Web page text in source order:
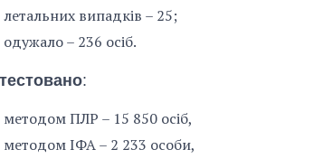
летальних випадків – 25;
одужало – 236 осіб.
:
методом ПЛР – 15 850 осіб,
методом ІФА – 2 233 особи,